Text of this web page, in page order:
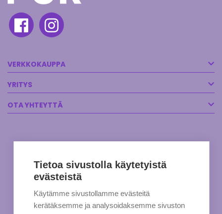
VERKKOKAUPPA
YRITYS
OTA YHTEYTTÄ
Tietoa sivustolla käytetyistä
evästeistä
Käytämme sivustollamme evästeitä
kerätäksemme ja analysoidaksemme sivuston